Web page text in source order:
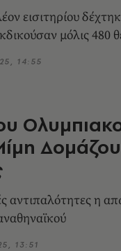
εισιτηρίου
μόλις 480
14:55
αντιπαλότητες η
13:51